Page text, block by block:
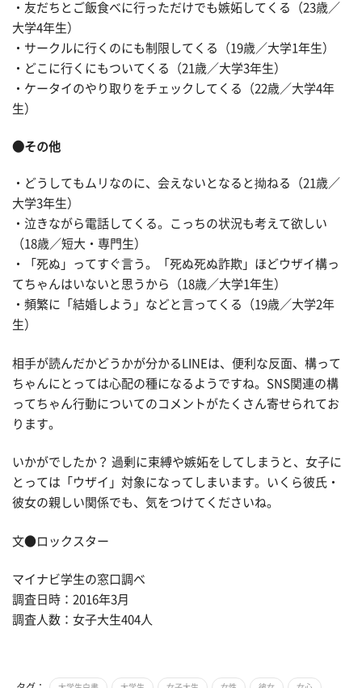
・友だちとご飯食べに行っただけでも嫉妬してくる（23歳／
大学4年生）
・サークルに行くのにも制限してくる（19歳／大学1年生）
・どこに行くにもついてくる（21歳／大学3年生）
・ケータイのやり取りをチェックしてくる（22歳／大学4年
生）
●その他
・どうしてもムリなのに、会えないとなると拗ねる（21歳／
大学3年生）
・泣きながら電話してくる。こっちの状況も考えて欲しい
（18歳／短大・専門生）
・「死ぬ」ってすぐ言う。「死ぬ死ぬ詐欺」ほどウザイ構っ
てちゃんはいないと思うから（18歳／大学1年生）
・頻繁に「結婚しよう」などと言ってくる（19歳／大学2年
生）
相手が読んだかどうかが分かるLINEは、便利な反面、構って
ちゃんにとっては心配の種になるようですね。SNS関連の構
ってちゃん行動についてのコメントがたくさん寄せられてお
ります。
いかがでしたか？ 過剰に束縛や嫉妬をしてしまうと、女子に
とっては「ウザイ」対象になってしまいます。いくら彼氏・
彼女の親しい関係でも、気をつけてくださいね。
文●ロックスター
マイナビ学生の窓口調べ
調査日時：2016年3月
調査人数：女子大生404人